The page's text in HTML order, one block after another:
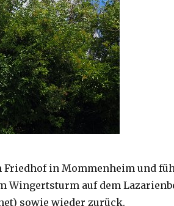
Friedhof in Mommenheim und
Wingertsturm auf dem
sowie wieder zurück.